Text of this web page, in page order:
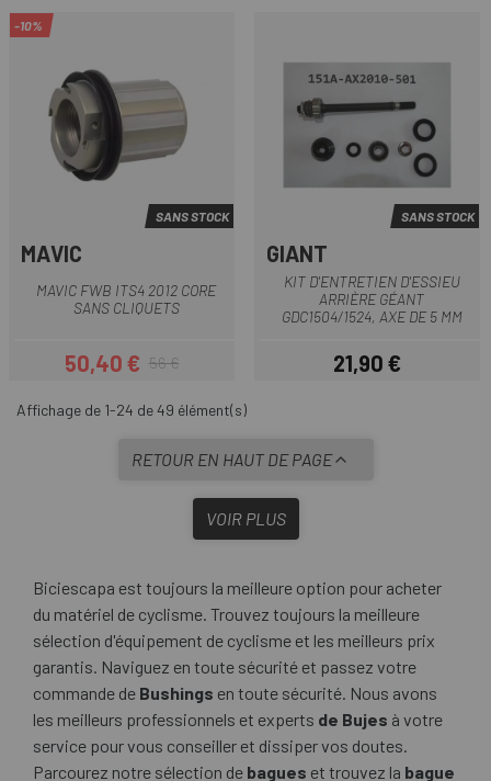
-10%
SANS STOCK
MAVIC
MAVIC FWB ITS4 2012 CORE
SANS CLIQUETS
Prix
50,40 €Prix habituel
56 €
SANS STOCK
GIANT
KIT D'ENTRETIEN D'ESSIEU
ARRIÈRE GÉANT
GDC1504/1524, AXE DE 5 MM
Prix
21,90 €
Affichage de 1-24 de 49 élément(s)
RETOUR EN HAUT DE PAGE
VOIR PLUS
Biciescapa est toujours la meilleure option pour acheter
du matériel de cyclisme. Trouvez toujours la meilleure
sélection d'équipement de cyclisme et les meilleurs prix
garantis. Naviguez en toute sécurité et passez votre
commande de Bushings en toute sécurité. Nous avons
les meilleurs professionnels et experts de Bujes à votre
service pour vous conseiller et dissiper vos doutes.
Parcourez notre sélection de bagues et trouvez la bague